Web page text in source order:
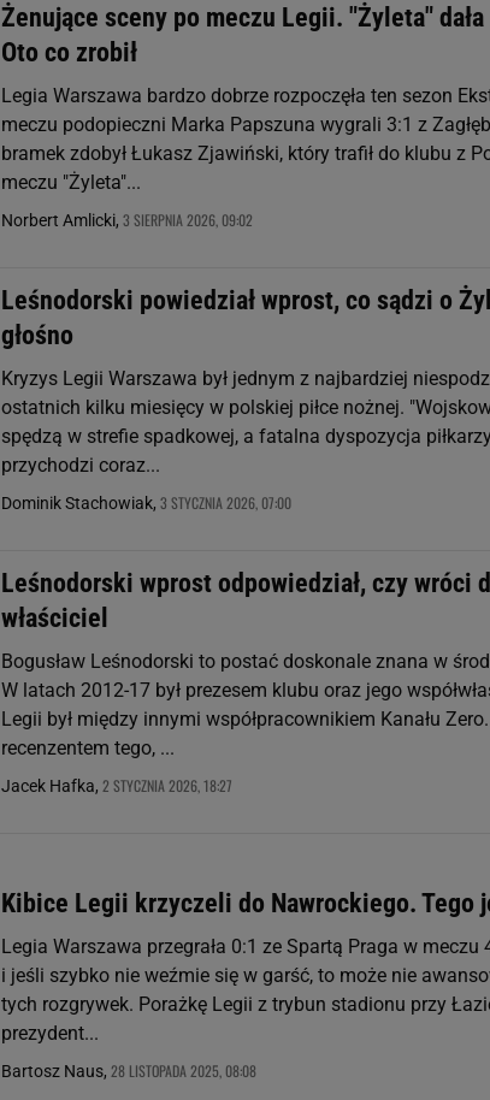
Żenujące sceny po meczu Legii. "Żyleta"
Oto co zrobił
Legia Warszawa bardzo dobrze rozpoczęła ten sezon
meczu podopieczni Marka Papszuna wygrali 3:1 z
bramek zdobył Łukasz Zjawiński, który trafił do klubu z
meczu "Żyleta"...
Norbert Amlicki, 3 SIERPNIA 2026, 09:02
Leśnodorski powiedział wprost, co sądzi o
głośno
Kryzys Legii Warszawa był jednym z najbardziej
ostatnich kilku miesięcy w polskiej piłce nożnej.
spędzą w strefie spadkowej, a fatalna dyspozycja
przychodzi coraz...
Dominik Stachowiak, 3 STYCZNIA 2026, 07:00
Leśnodorski wprost odpowiedział, czy wróci
właściciel
Bogusław Leśnodorski to postać doskonale znana w
W latach 2012-17 był prezesem klubu oraz jego
Legii był między innymi współpracownikiem Kanału
recenzentem tego, ...
Jacek Hafka, 2 STYCZNIA 2026, 18:27
Kibice Legii krzyczeli do Nawrockiego. Tego
Legia Warszawa przegrała 0:1 ze Spartą Praga w
i jeśli szybko nie weźmie się w garść, to może nie
tych rozgrywek. Porażkę Legii z trybun stadionu przy
prezydent...
Bartosz Naus, 28 LISTOPADA 2025, 08:08